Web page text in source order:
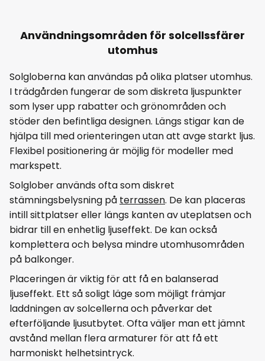
Användningsområden för solcellssfärer
utomhus
Solgloberna kan användas på olika platser utomhus.
I trädgården fungerar de som diskreta ljuspunkter
som lyser upp rabatter och grönområden och
stöder den befintliga designen. Längs stigar kan de
hjälpa till med orienteringen utan att avge starkt ljus.
Flexibel positionering är möjlig för modeller med
markspett.
Solglober används ofta som diskret
stämningsbelysning på terrassen. De kan placeras
intill sittplatser eller längs kanten av uteplatsen och
bidrar till en enhetlig ljuseffekt. De kan också
komplettera och belysa mindre utomhusområden
på balkonger.
Placeringen är viktig för att få en balanserad
ljuseffekt. Ett så soligt läge som möjligt främjar
laddningen av solcellerna och påverkar det
efterföljande ljusutbytet. Ofta väljer man ett jämnt
avstånd mellan flera armaturer för att få ett
harmoniskt helhetsintryck.